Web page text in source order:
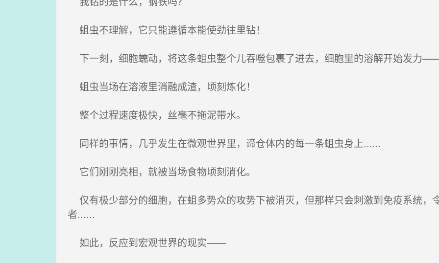
蛆虫不理解，它只能遵循本能使劲往里钻！
下一刻，细胞蠕动，将这条蛆虫整个儿吞噬包裹了进去，细胞里的溶解开始发力
蛆虫当场在溶液里消融成渣，顷刻炼化！
整个过程速度极快，丝毫不拖泥带水。
同样的事情，几乎发生在微观世界里，谛仓体内的每一条蛆虫身上......
它们刚刚亮相，就被当场食物顷刻消化。
仅有极少部分的细胞，在蛆多势众的攻势下被消灭，但那样只会刺激到免疫系统，
者......
如此，反应到宏观世界的现实——